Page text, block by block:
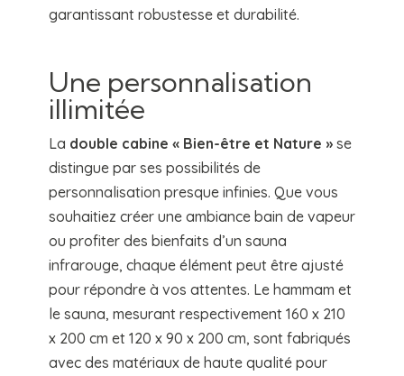
garantissant robustesse et durabilité.
Une personnalisation
illimitée
La double cabine « Bien-être et Nature »se
distingue par ses possibilités de
personnalisation presque infinies. Que vous
souhaitiez créer une ambiance bain de vapeur
ou profiter des bienfaits d’un sauna
infrarouge, chaque élément peut être ajusté
pour répondre à vos attentes. Le hammam et
le sauna, mesurant respectivement 160 x 210
x 200 cm et 120 x 90 x 200 cm, sont fabriqués
avec des matériaux de haute qualité pour